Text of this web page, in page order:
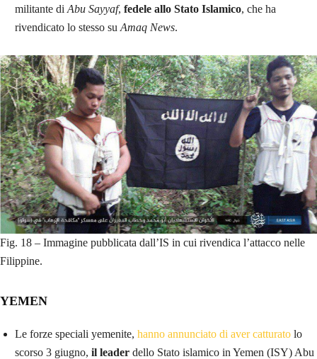
militante di Abu Sayyaf, fedele allo Stato Islamico, che ha
rivendicato lo stesso su Amaq News.
Fig. 18 – Immagine pubblicata dall’IS in cui rivendica l’attacco nelle
Filippine.
YEMEN
Le forze speciali yemenite, hanno annunciato di aver catturato lo
scorso 3 giugno, il leader dello Stato islamico in Yemen (ISY) Abu